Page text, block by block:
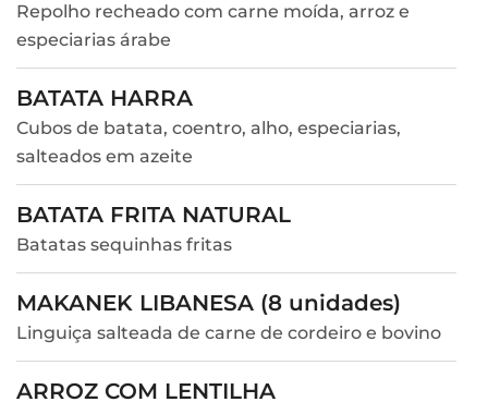
Repolho recheado com carne moída, arroz e
especiarias árabe
BATATA HARRA
Cubos de batata, coentro, alho, especiarias,
salteados em azeite
BATATA FRITA NATURAL
Batatas sequinhas fritas
MAKANEK LIBANESA (8 unidades)
Linguiça salteada de carne de cordeiro e bovino
ARROZ COM LENTILHA